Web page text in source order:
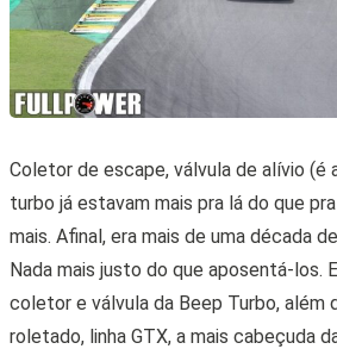
Coletor de escape, válvula de alívio (é
turbo já estavam mais pra lá do que
mais. Afinal, era mais de uma década
Nada mais justo do que aposentá-los.
coletor e válvula da Beep Turbo, além
roletado, linha GTX, a mais cabeçuda